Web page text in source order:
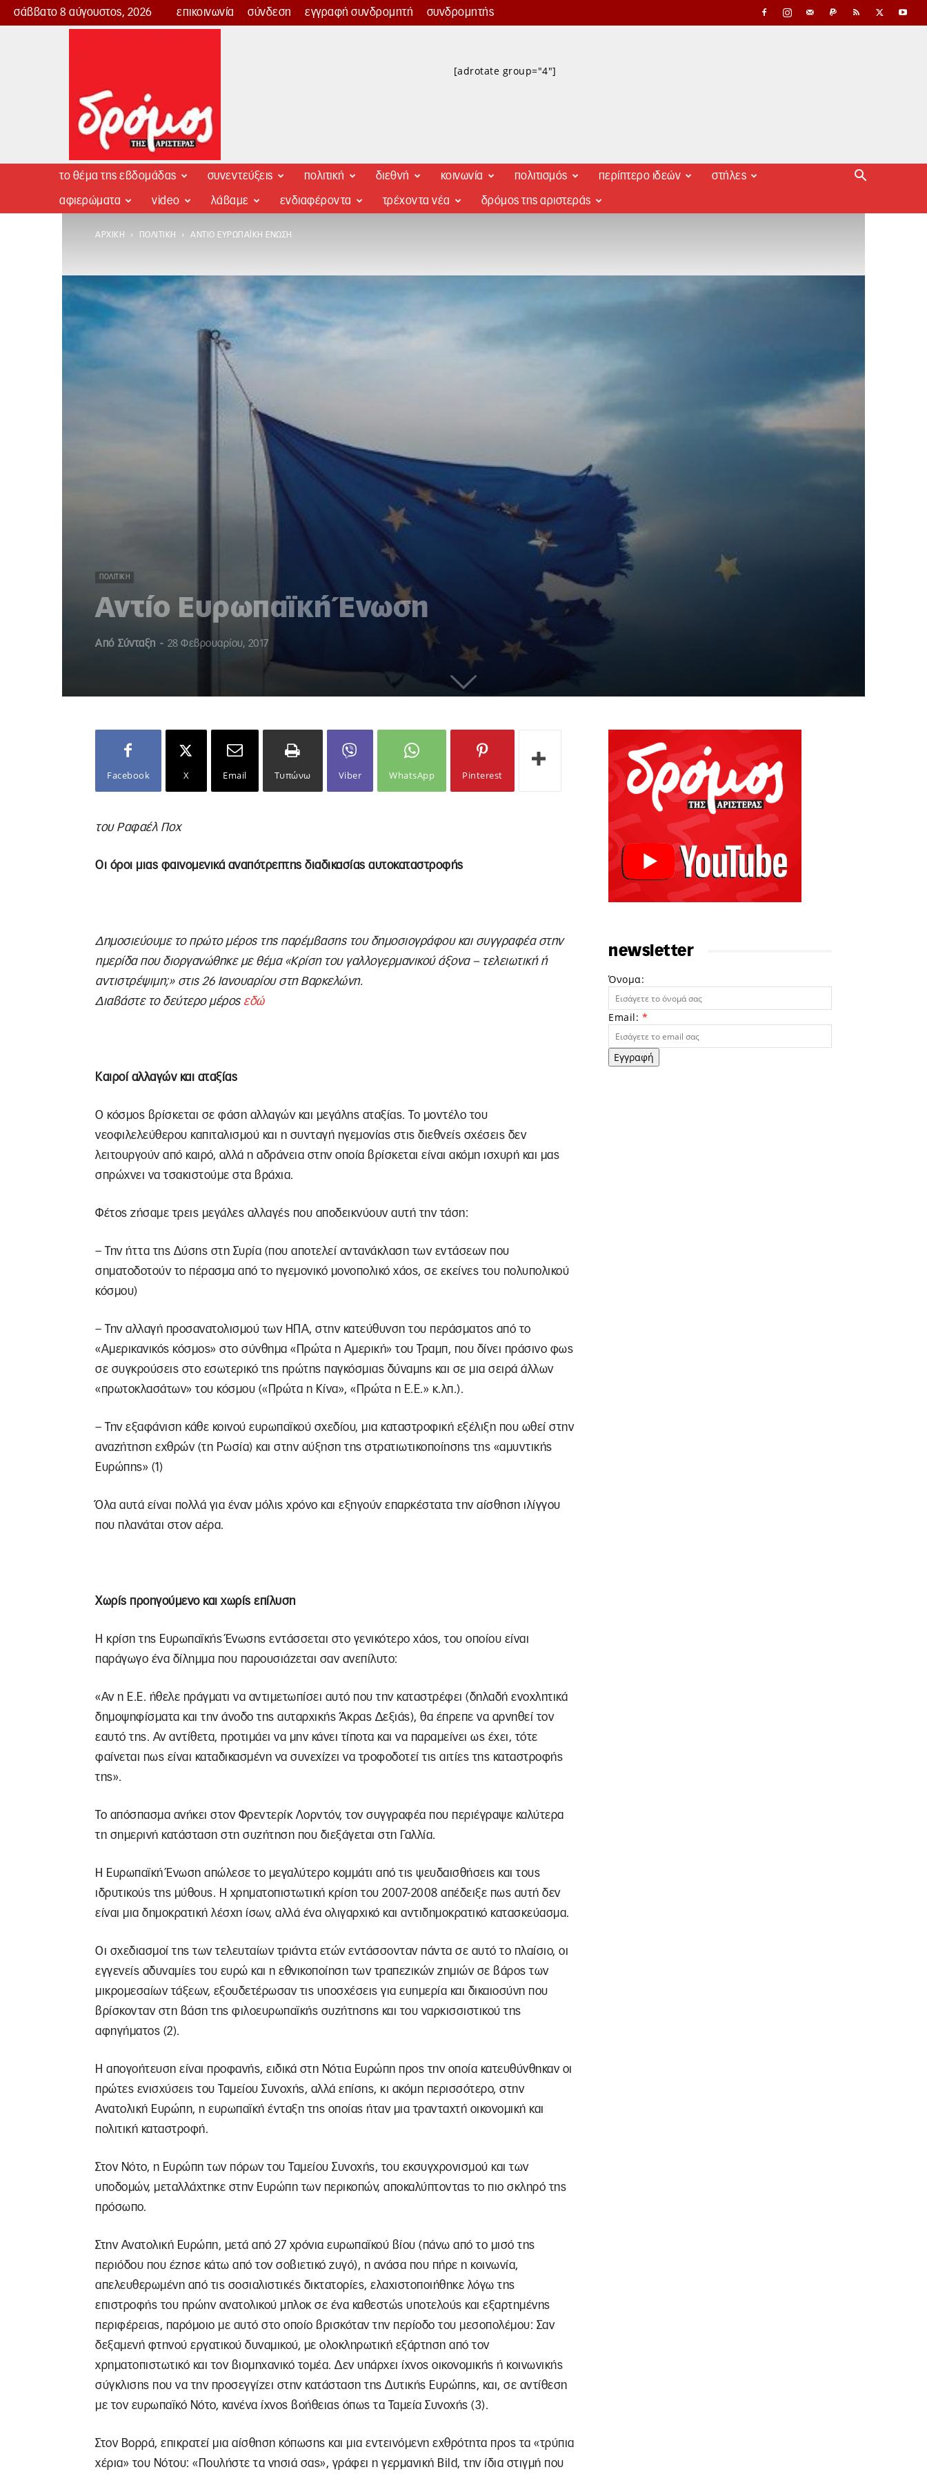
σάββατο 8 αύγουστος, 2026 επικοινωνία σύνδεση εγγραφή συνδρομητή συνδρομητής
Δρόμος
[adrotate group="4"]
το θέμα της εβδομάδας συνεντεύξεις πολιτική διεθνή κοινωνία πολιτισμός περίπτερο ιδεών στήλες
αφιερώματα video λάβαμε ενδιαφέροντα τρέχοντα νέα δρόμος της αριστεράς
ΑΡΧΙΚΉ ΠΟΛΙΤΙΚΉ ΑΝΤΊΟ ΕΥΡΩΠΑΪΚΉ ΈΝΩΣΗ
ΠΟΛΙΤΙΚΉ
Αντίο Ευρωπαϊκή Ένωση
Από Σύνταξη - 28 Φεβρουαρίου, 2017
Facebook X Email Τυπώνω Viber WhatsApp Pinterest
του Ραφαέλ Ποχ
Οι όροι μιας φαινομενικά αναπότρεπτης διαδικασίας αυτοκαταστροφής
Δημοσιεύουμε το πρώτο μέρος της παρέμβασης του δημοσιογράφου και συγγραφέα στην
ημερίδα που διοργανώθηκε με θέμα «Κρίση του γαλλογερμανικού άξονα – τελειωτική ή
αντιστρέψιμη;» στις 26 Ιανουαρίου στη Βαρκελώνη.
Διαβάστε το δεύτερο μέρος εδώ
Καιροί αλλαγών και αταξίας
Ο κόσμος βρίσκεται σε φάση αλλαγών και μεγάλης αταξίας. Το μοντέλο του
νεοφιλελεύθερου καπιταλισμού και η συνταγή ηγεμονίας στις διεθνείς σχέσεις δεν
λειτουργούν από καιρό, αλλά η αδράνεια στην οποία βρίσκεται είναι ακόμη ισχυρή και μας
σπρώχνει να τσακιστούμε στα βράχια.
Φέτος ζήσαμε τρεις μεγάλες αλλαγές που αποδεικνύουν αυτή την τάση:
– Την ήττα της Δύσης στη Συρία (που αποτελεί αντανάκλαση των εντάσεων που
σηματοδοτούν το πέρασμα από το ηγεμονικό μονοπολικό χάος, σε εκείνες του πολυπολικού
κόσμου)
– Την αλλαγή προσανατολισμού των ΗΠΑ, στην κατεύθυνση του περάσματος από το
«Αμερικανικός κόσμος» στο σύνθημα «Πρώτα η Αμερική» του Τραμπ, που δίνει πράσινο φως
σε συγκρούσεις στο εσωτερικό της πρώτης παγκόσμιας δύναμης και σε μια σειρά άλλων
«πρωτοκλασάτων» του κόσμου («Πρώτα η Κίνα», «Πρώτα η Ε.Ε.» κ.λπ.).
– Την εξαφάνιση κάθε κοινού ευρωπαϊκού σχεδίου, μια καταστροφική εξέλιξη που ωθεί στην
αναζήτηση εχθρών (τη Ρωσία) και στην αύξηση της στρατιωτικοποίησης της «αμυντικής
Ευρώπης» (1)
Όλα αυτά είναι πολλά για έναν μόλις χρόνο και εξηγούν επαρκέστατα την αίσθηση ιλίγγου
που πλανάται στον αέρα.
Χωρίς προηγούμενο και χωρίς επίλυση
Η κρίση της Ευρωπαϊκής Ένωσης εντάσσεται στο γενικότερο χάος, του οποίου είναι
παράγωγο ένα δίλημμα που παρουσιάζεται σαν ανεπίλυτο:
«Αν η Ε.Ε. ήθελε πράγματι να αντιμετωπίσει αυτό που την καταστρέφει (δηλαδή ενοχλητικά
δημοψηφίσματα και την άνοδο της αυταρχικής Άκρας Δεξιάς), θα έπρεπε να αρνηθεί τον
εαυτό της. Αν αντίθετα, προτιμάει να μην κάνει τίποτα και να παραμείνει ως έχει, τότε
φαίνεται πως είναι καταδικασμένη να συνεχίζει να τροφοδοτεί τις αιτίες της καταστροφής
της».
Το απόσπασμα ανήκει στον Φρεντερίκ Λορντόν, τον συγγραφέα που περιέγραψε καλύτερα
τη σημερινή κατάσταση στη συζήτηση που διεξάγεται στη Γαλλία.
Η Ευρωπαϊκή Ένωση απώλεσε το μεγαλύτερο κομμάτι από τις ψευδαισθήσεις και τους
ιδρυτικούς της μύθους. Η χρηματοπιστωτική κρίση του 2007-2008 απέδειξε πως αυτή δεν
είναι μια δημοκρατική λέσχη ίσων, αλλά ένα ολιγαρχικό και αντιδημοκρατικό κατασκεύασμα.
Οι σχεδιασμοί της των τελευταίων τριάντα ετών εντάσσονταν πάντα σε αυτό το πλαίσιο, οι
εγγενείς αδυναμίες του ευρώ και η εθνικοποίηση των τραπεζικών ζημιών σε βάρος των
μικρομεσαίων τάξεων, εξουδετέρωσαν τις υποσχέσεις για ευημερία και δικαιοσύνη που
βρίσκονταν στη βάση της φιλοευρωπαϊκής συζήτησης και του ναρκισσιστικού της
αφηγήματος (2).
H απογοήτευση είναι προφανής, ειδικά στη Νότια Ευρώπη προς την οποία κατευθύνθηκαν οι
πρώτες ενισχύσεις του Ταμείου Συνοχής, αλλά επίσης, κι ακόμη περισσότερο, στην
Ανατολική Ευρώπη, η ευρωπαϊκή ένταξη της οποίας ήταν μια τρανταχτή οικονομική και
πολιτική καταστροφή.
Στον Νότο, η Ευρώπη των πόρων του Ταμείου Συνοχής, του εκσυγχρονισμού και των
υποδομών, μεταλλάχτηκε στην Ευρώπη των περικοπών, αποκαλύπτοντας το πιο σκληρό της
πρόσωπο.
Στην Ανατολική Ευρώπη, μετά από 27 χρόνια ευρωπαϊκού βίου (πάνω από το μισό της
περιόδου που έζησε κάτω από τον σοβιετικό ζυγό), η ανάσα που πήρε η κοινωνία,
απελευθερωμένη από τις σοσιαλιστικές δικτατορίες, ελαχιστοποιήθηκε λόγω της
επιστροφής του πρώην ανατολικού μπλοκ σε ένα καθεστώς υποτελούς και εξαρτημένης
περιφέρειας, παρόμοιο με αυτό στο οποίο βρισκόταν την περίοδο του μεσοπολέμου: Σαν
δεξαμενή φτηνού εργατικού δυναμικού, με ολοκληρωτική εξάρτηση από τον
χρηματοπιστωτικό και τον βιομηχανικό τομέα. Δεν υπάρχει ίχνος οικονομικής ή κοινωνικής
σύγκλισης που να την προσεγγίζει στην κατάσταση της Δυτικής Ευρώπης, και, σε αντίθεση
με τον ευρωπαϊκό Νότο, κανένα ίχνος βοήθειας όπως τα Ταμεία Συνοχής (3).
Στον Βορρά, επικρατεί μια αίσθηση κόπωσης και μια εντεινόμενη εχθρότητα προς τα «τρύπια
χέρια» του Νότου: «Πουλήστε τα νησιά σας», γράφει η γερμανική Bild, την ίδια στιγμή που
newsletter
Όνομα:
Email: *
Εγγραφή